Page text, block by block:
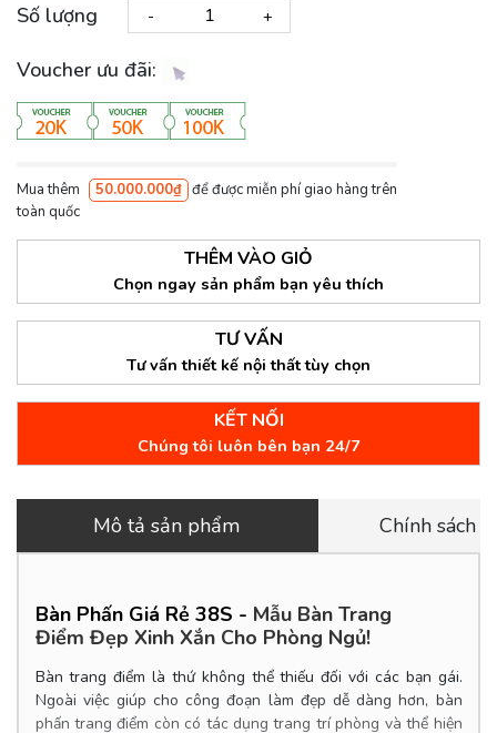
Số lượng - +
Voucher ưu đãi:
Mua thêm 50.000.000₫ để được miễn phí giao hàng trên
toàn quốc
THÊM VÀO GIỎ
Chọn ngay sản phẩm bạn yêu thích
TƯ VẤN
Tư vấn thiết kế nội thất tùy chọn
KẾT NỐI
Chúng tôi luôn bên bạn 24/7
Mô tả sản phẩm Chính sách
Bàn Phấn Giá Rẻ 38S - Mẫu Bàn Trang
Điểm Đẹp Xinh Xắn Cho Phòng Ngủ!
Bàn trang điểm là thứ không thể thiếu đối với các bạn gái.
Ngoài việc giúp cho công đoạn làm đẹp dễ dàng hơn, bàn
phấn trang điểm còn có tác dụng trang trí phòng và thể hiện